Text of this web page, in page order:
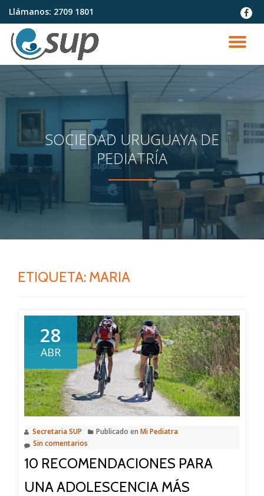
Saltar
contenido
Llámanos: 2709 1801
fa-
SOCIEDAD URUGUAYA DE
PEDIATRÍA
ETIQUETA: MARIA
28
ABR
Secretaria SUP Publicado en Mi Pediatra
Sin comentarios
10 RECOMENDACIONES PARA
UNA ADOLESCENCIA MÁS